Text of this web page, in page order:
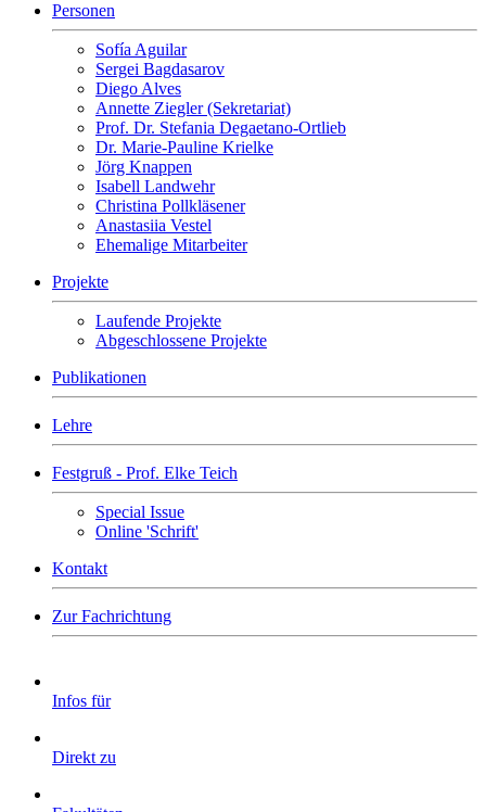
Personen
Sofía Aguilar
Sergei Bagdasarov
Diego Alves
Annette Ziegler (Sekretariat)
Prof. Dr. Stefania Degaetano-Ortlieb
Dr. Marie-Pauline Krielke
Jörg Knappen
Isabell Landwehr
Christina Pollkläsener
Anastasiia Vestel
Ehemalige Mitarbeiter
Projekte
Laufende Projekte
Abgeschlossene Projekte
Publikationen
Lehre
Festgruß - Prof. Elke Teich
Special Issue
Online 'Schrift'
Kontakt
Zur Fachrichtung
Infos für
Direkt zu